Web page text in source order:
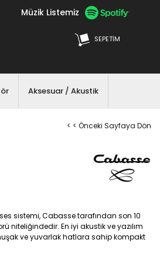
Müzik Listemiz
SEPETIM
Aksesuar / Akustik
< < Önceki Sayfaya Dön
sistemi, Cabasse tarafından son 10
niteliğindedir. En iyi akustik ve yazılım
ve yuvarlak hatlara sahip kompakt